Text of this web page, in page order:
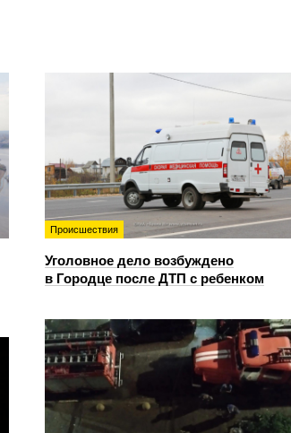
Происшествия
Уголовное дело возбуждено
в Городце после ДТП с ребенком